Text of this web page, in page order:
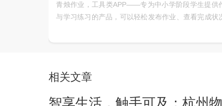
青烛作业，工具类APP——专为中小学阶段学生提供
与学习练习的产品，可以轻松发布作业、查看完成状
分析和个性化推荐，帮你查漏补缺巩固所学知识操
相关文章
智享生活，触手可及：杭州